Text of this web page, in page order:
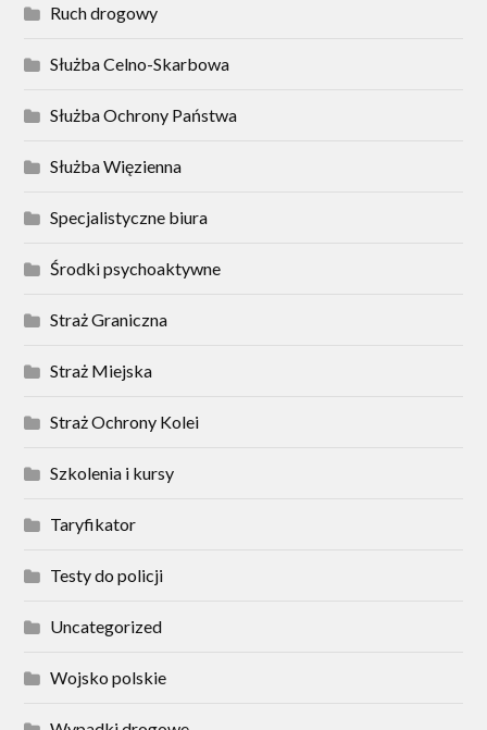
Ruch drogowy
Służba Celno-Skarbowa
Służba Ochrony Państwa
Służba Więzienna
Specjalistyczne biura
Środki psychoaktywne
Straż Graniczna
Straż Miejska
Straż Ochrony Kolei
Szkolenia i kursy
Taryfikator
Testy do policji
Uncategorized
Wojsko polskie